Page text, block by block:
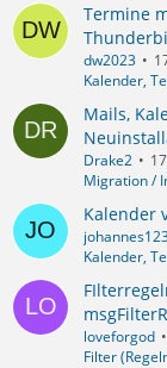
Termine
dw2023
Kalender,
Mails,
Drake2
Migration /
Kalender
Kalender,
loveforgod
Filter